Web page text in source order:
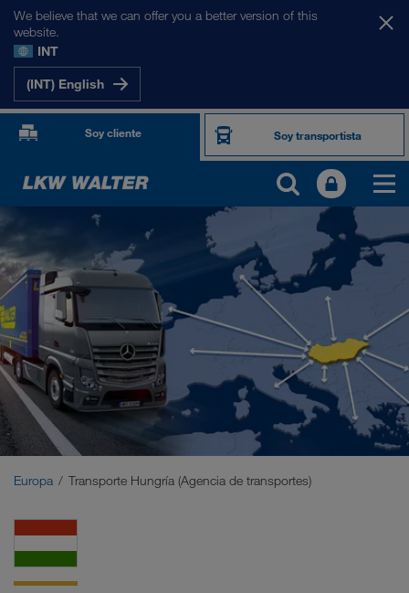
We believe that we can offer you a better version of this
website.
INT
(INT) English
Soy cliente Soy transportista
NUESTROS MERCADOS
Europa
Asia Central
Rusia
Oriente Medio
Europa Transporte Hungría (Agencia de transportes)